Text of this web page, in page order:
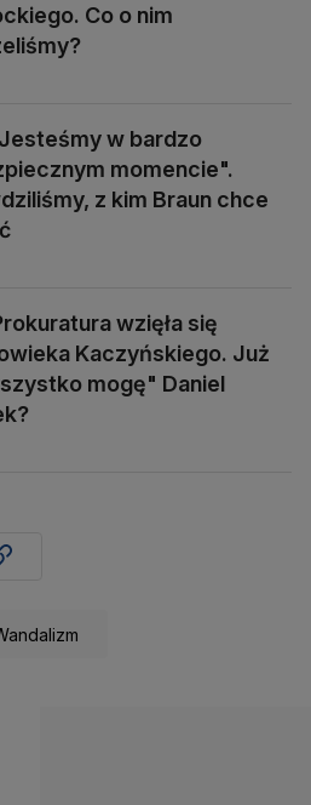
Co o nim
w bardzo
momencie".
z kim Braun chce
wzięła się
Kaczyńskiego. Już
mogę" Daniel